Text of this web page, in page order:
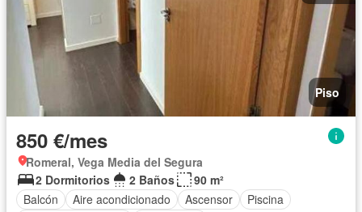
Piso
850 €/mes
Romeral, Vega Media del Segura
2 Dormitorios
2 Baños
90 m²
Balcón
Aire acondicionado Ascensor
Piscina